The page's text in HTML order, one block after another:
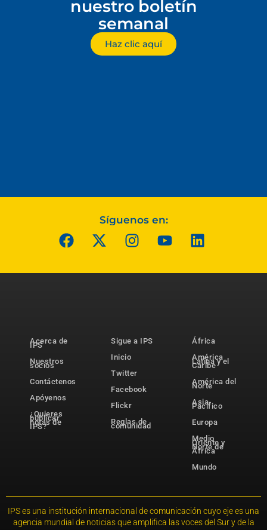
nuestro boletín
semanal
Haz clic aquí
Síguenos en:
Acerca de
IPS
Nuestros
socios
Contáctenos
Apóyenos
¿Quieres
publicar
notas de
IPS?
Sigue a IPS
Inicio
Twitter
Facebook
Flickr
Reglas de
comunidad
África
América
Latina y el
Caribe
América del
Norte
Asia-
Pacífico
Europa
Medio
Oriente y
Norte de
África
Mundo
IPS es una institución internacional de comunicación cuyo eje es una
agencia mundial de noticias que amplifica las voces del Sur y de la